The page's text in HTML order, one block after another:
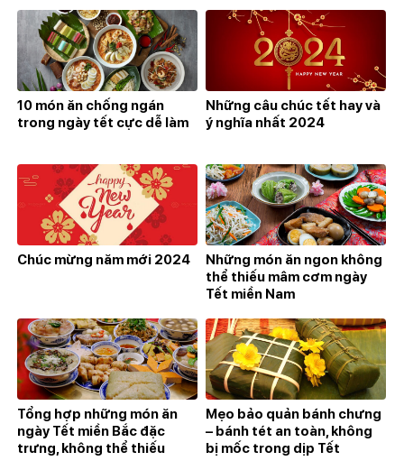
10 món ăn chống ngán
trong ngày tết cực dễ làm
Những câu chúc tết hay và
ý nghĩa nhất 2024
Chúc mừng năm mới 2024
Những món ăn ngon không
thể thiếu mâm cơm ngày
Tết miền Nam
Tổng hợp những món ăn
ngày Tết miền Bắc đặc
trưng, không thể thiếu
Mẹo bảo quản bánh chưng
– bánh tét an toàn, không
bị mốc trong dịp Tết